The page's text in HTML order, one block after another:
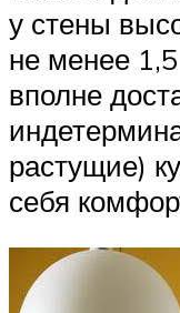
у стены
не менее
вполне
растущие)
себя